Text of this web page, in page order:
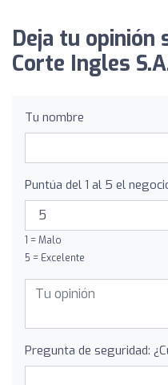
Deja tu opinión
Corte Ingles
Tu nombre
Puntúa del 1 al 5 el
1 = Malo
5 = Excelente
Pregunta de seguridad: